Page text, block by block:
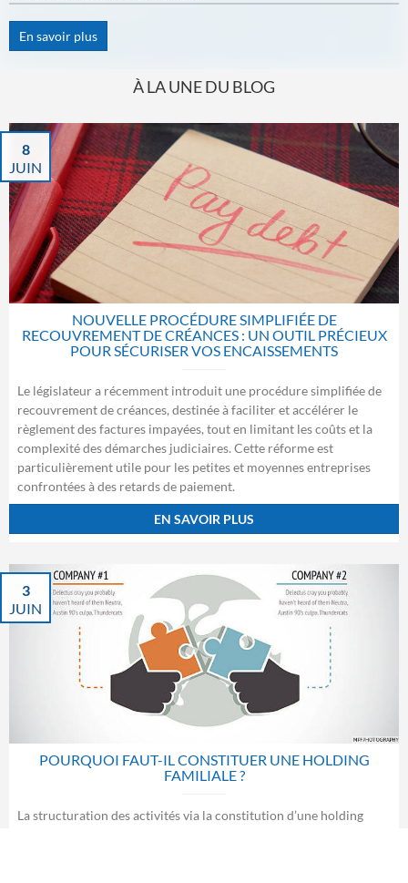
En savoir plus
À LA UNE DU BLOG
NOUVELLE PROCÉDURE SIMPLIFIÉE DE
RECOUVREMENT DE CRÉANCES : UN OUTIL PRÉCIEUX
POUR SÉCURISER VOS ENCAISSEMENTS
8
JUIN
Le législateur a récemment introduit une procédure simplifiée de
recouvrement de créances, destinée à faciliter et accélérer le
règlement des factures impayées, tout en limitant les coûts et la
complexité des démarches judiciaires. Cette réforme est
particulièrement utile pour les petites et moyennes entreprises
confrontées à des retards de paiement.
EN SAVOIR PLUS
POURQUOI FAUT-IL CONSTITUER UNE HOLDING
FAMILIALE ?
3
JUIN
La structuration des activités via la constitution d’une holding